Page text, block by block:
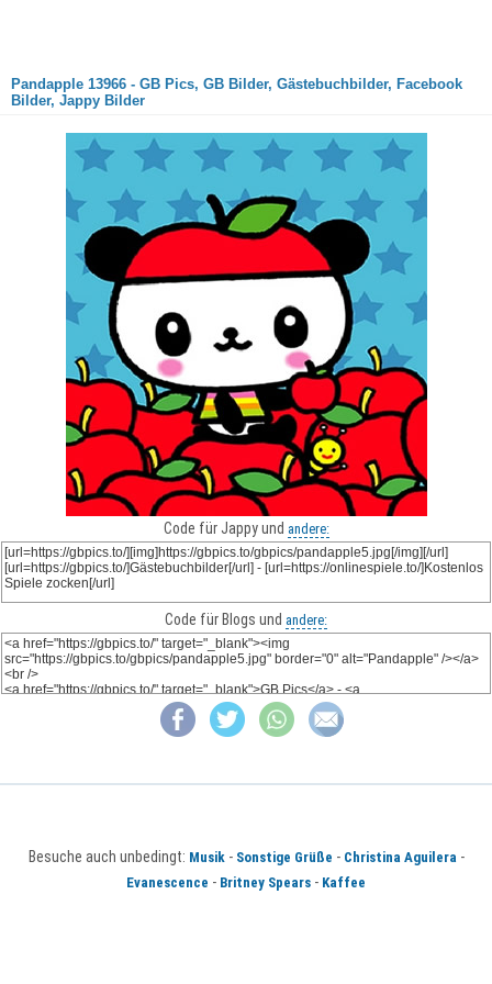
Pandapple 13966 - GB Pics, GB Bilder, Gästebuchbilder, Facebook
Bilder, Jappy Bilder
Code für Jappy und andere:
Code für Blogs und andere:
Besuche auch unbedingt: Musik- Sonstige Grüße - Christina Aguilera -
Evanescence - Britney Spears - Kaffee